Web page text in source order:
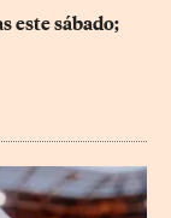
este sábado;